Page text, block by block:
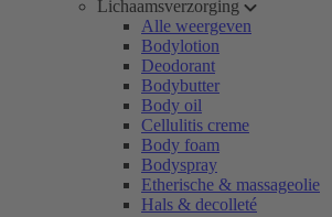
Lichaamsverzorging
Alle weergeven
Bodylotion
Deodorant
Bodybutter
Body oil
Cellulitis creme
Body foam
Bodyspray
Etherische & massageolie
Hals & decolleté